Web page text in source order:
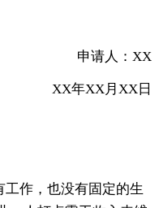
申请人：XX
XX年XX月XX日
作，也没有固定的生